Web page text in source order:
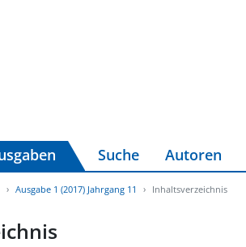
Suche Autoren
Ausgabe 1 (2017) Jahrgang 11 Inhaltsverzeichnis